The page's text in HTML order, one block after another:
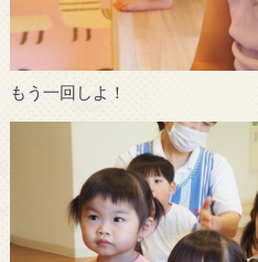
もう一回しよ！